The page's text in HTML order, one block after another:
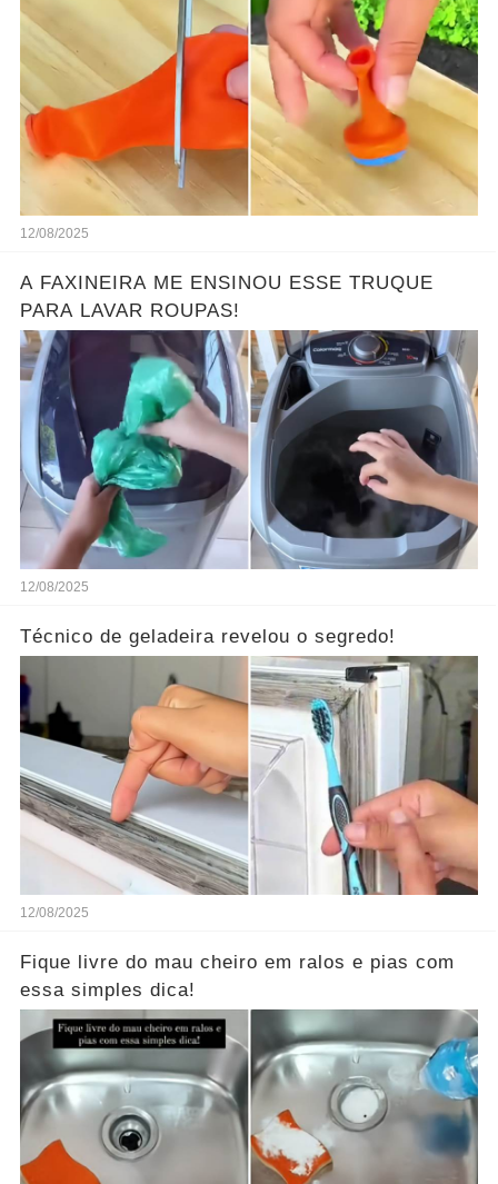
12/08/2025
A FAXINEIRA ME ENSINOU ESSE TRUQUE
PARA LAVAR ROUPAS!
12/08/2025
Técnico de geladeira revelou o segredo!
12/08/2025
Fique livre do mau cheiro em ralos e pias com
essa simples dica!